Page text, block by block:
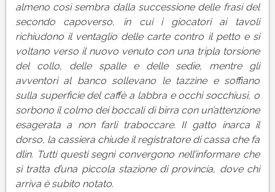
almeno così sembra dalla successione delle frasi del
secondo capoverso, in cui i giocatori ai tavoli
richiudono il ventaglio delle carte contro il petto e si
voltano verso il nuovo venuto con una tripla torsione
del collo, delle spalle e delle sedie, mentre gli
avventori al banco sollevano le tazzine e soffiano
sulla superficie del caffè a labbra e occhi socchiusi, o
sorbono il colmo dei boccali dì birra con un’attenzione
esagerata a non farli traboccare. II gatto inarca il
dorso, la cassiera chiude il registratore di cassa che fa
dlìn. Tutti questi segni convergono nell’informare che
sì tratta d’una pìccola stazione di provincia, dove chi
arriva è subito notato.